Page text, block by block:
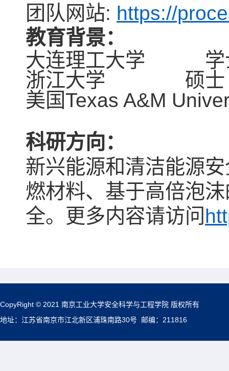
团队 网站: https://
教育背景：
大连理工大学
浙江大学
硕士
美国Texas A&M
科研方向：
新兴能源和清洁能源
燃材料、基于高倍泡
全。 更多内容请访问
CopyRight © 2021 南京工业大学安全科学与工程学院 版权所有
地址：江苏省南京市江北新区浦珠南路30号 邮编：211816